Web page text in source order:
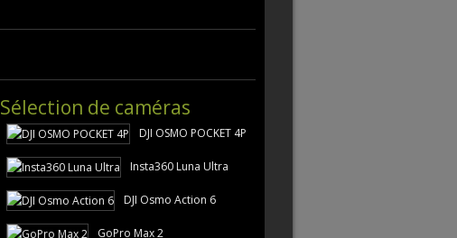
Sélection de caméras
DJI OSMO POCKET 4P
Insta360 Luna Ultra
DJI Osmo Action 6
GoPro Max 2